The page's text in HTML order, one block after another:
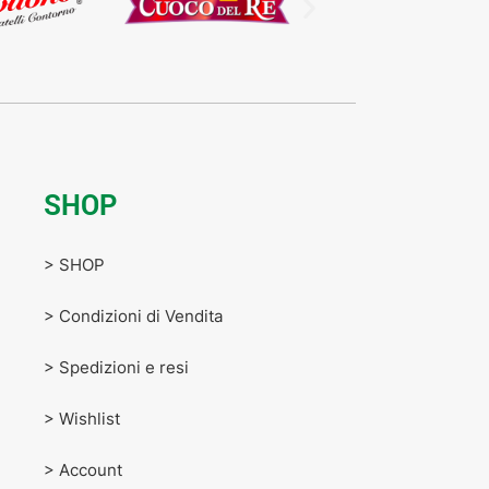
SHOP
> SHOP
> Condizioni di Vendita
> Spedizioni e resi
> Wishlist
> Account